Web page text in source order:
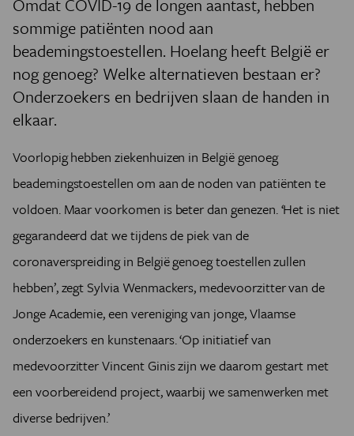
Omdat COVID-19 de longen aantast, hebben
sommige patiënten nood aan
beademingstoestellen. Hoelang heeft België er
nog genoeg? Welke alternatieven bestaan er?
Onderzoekers en bedrijven slaan de handen in
elkaar.
Voorlopig hebben ziekenhuizen in België genoeg
beademingstoestellen om aan de noden van patiënten te
voldoen. Maar voorkomen is beter dan genezen. ‘Het is niet
gegarandeerd dat we tijdens de piek van de
coronaverspreiding in België genoeg toestellen zullen
hebben’, zegt Sylvia Wenmackers, medevoorzitter van de
Jonge Academie, een vereniging van jonge, Vlaamse
onderzoekers en kunstenaars. ‘Op initiatief van
medevoorzitter Vincent Ginis zijn we daarom gestart met
een voorbereidend project, waarbij we samenwerken met
diverse bedrijven.’